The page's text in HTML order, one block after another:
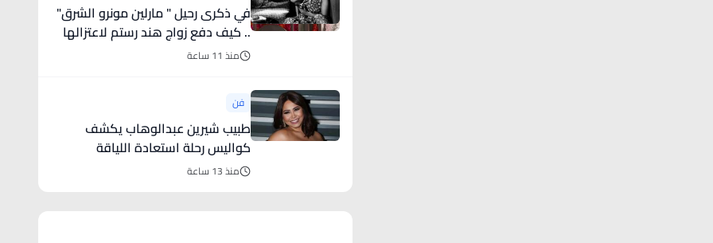
في ذكرى رحيل " مارلين مونرو الشرق"
.. كيف دفع زواج هند رستم لاعتزالها
الفن؟
منذ 11 ساعة
فن
طبيب شيرين عبدالوهاب يكشف
كواليس رحلة استعادة اللياقة
منذ 13 ساعة